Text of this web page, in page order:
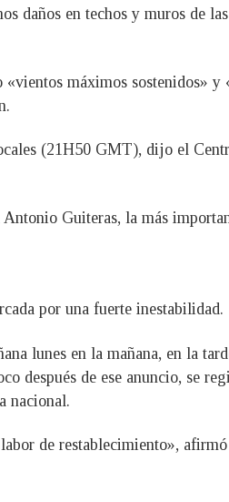
daños en techos y muros de
máximos sostenidos» y
(21H50 GMT), dijo el
Guiteras, la más
por una fuerte inestabilidad.
lunes en la mañana, en la
después de ese anuncio, se
nacional.
de restablecimiento»,